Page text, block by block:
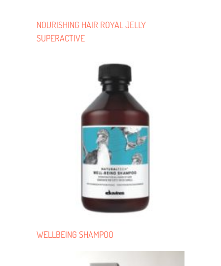
NOURISHING HAIR ROYAL JELLY
SUPERACTIVE
WELLBEING SHAMPOO